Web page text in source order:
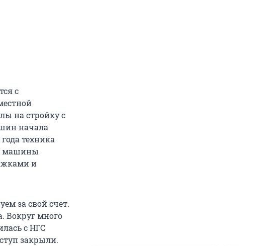
с
на стройку с
начала
техника
машины
и
за свой счет.
Вокруг много
с НГС
закрыли.